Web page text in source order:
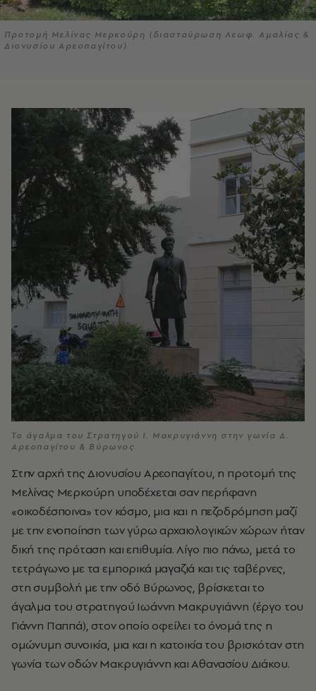
Προτομή Μελίνας Μερκούρη (διασταύρωση Λεωφ. Αμαλίας &
Διονυσίου Αρεοπαγίτου)
Το άγαλμα του Στρατηγού Ι. Μακρυγιάννη στην γωνία Δ.
Αρεοπαγίτου & Βύρωνος
Στην αρχή της Διονυσίου Αρεοπαγίτου, η προτομή της
Μελίνας Μερκούρη υποδέχεται σαν περήφανη
«οικοδέσποινα» τον κόσμο, μια και η πεζοδρόμηση μαζί
με την ενοποίηση των γύρω αρχαιολογικών χώρων ήταν
δική της πρόταση και επιθυμία. Λίγο πιο πάνω, μετά το
τετράγωνο με τα εμπορικά μαγαζιά και τις ταβέρνες,
στη συμβολή με την οδό Βύρωνος, βρίσκεται το
άγαλμα του στρατηγού Ιωάννη Μακρυγιάννη (έργο του
Γιάννη Παππά), στον οποίο οφείλει το όνομά της η
ομώνυμη συνοικία, μια και η κατοικία του βρισκόταν στη
γωνία των οδών Μακρυγιάννη και Αθανασίου Διάκου.